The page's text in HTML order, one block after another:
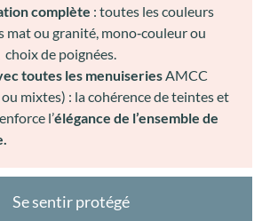
complète : toutes les couleurs
mat ou granité, mono‑couleur ou
de poignées.
toutes les menuiseriesAMCC
mixtes) : la cohérence de teintes et
l’élégance de l’ensemble de
Se sentir protégé